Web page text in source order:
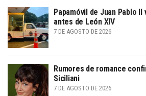
Papamóvil de Juan Pablo
antes de León XIV
7 DE AGOSTO DE 2026
Rumores de romance
Siciliani
7 DE AGOSTO DE 2026